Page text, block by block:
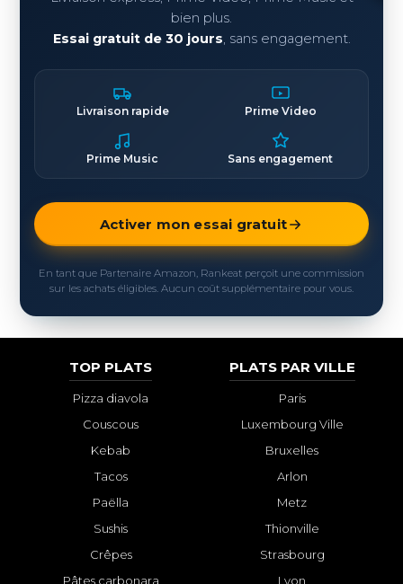
bien plus.
Essai gratuit de 30 jours, sans engagement.
Livraison rapide Prime Video
Prime Music Sans engagement
Activer mon essai gratuit
En tant que Partenaire Amazon, Rankeat perçoit une commission
sur les achats éligibles. Aucun coût supplémentaire pour vous.
TOP PLATS
Pizza diavola
Couscous
Kebab
Tacos
Paëlla
Sushis
Crêpes
Pâtes carbonara
PLATS PAR VILLE
Paris
Luxembourg Ville
Bruxelles
Arlon
Metz
Thionville
Strasbourg
Lyon